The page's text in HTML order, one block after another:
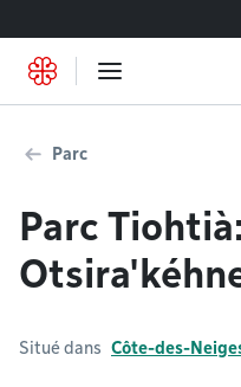
Parc
Parc
Situé dans Côte-des-